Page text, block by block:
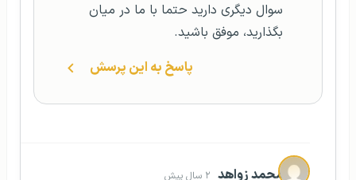
سوال دیگری دارید حتما با ما در میان
بگذارید، موفق باشید.
پاسخ به این پرسش
محمد زواهد ۲ سال پیش